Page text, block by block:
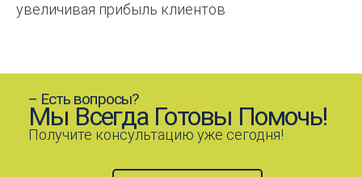
увеличивая прибыль клиентов
– Есть вопросы?
Мы Всегда Готовы Помочь!
Получите консультацию уже сегодня!